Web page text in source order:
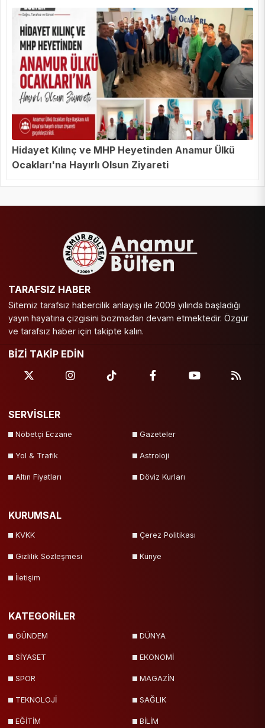
Hidayet Kılınç ve MHP Heyetinden Anamur Ülkü
Ocakları'na Hayırlı Olsun Ziyareti
TARAFSIZ HABER
Sitemiz tarafsız habercilik anlayışı ile 2009 yılında başladığı
yayın hayatına çizgisini bozmadan devam etmektedir. Özgür
ve tarafsız haber için takipte kalın.
BİZİ TAKİP EDİN
SERVİSLER
Nöbetçi Eczane Gazeteler
Yol & Trafik Astroloji
Altın Fiyatları Döviz Kurları
KURUMSAL
KVKK Çerez Politikası
Gizlilik Sözleşmesi Künye
İletişim
KATEGORİLER
GÜNDEM DÜNYA
SİYASET EKONOMİ
SPOR MAGAZİN
TEKNOLOJİ SAĞLIK
EĞİTİM BİLİM